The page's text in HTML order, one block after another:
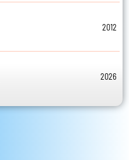
2012
2026